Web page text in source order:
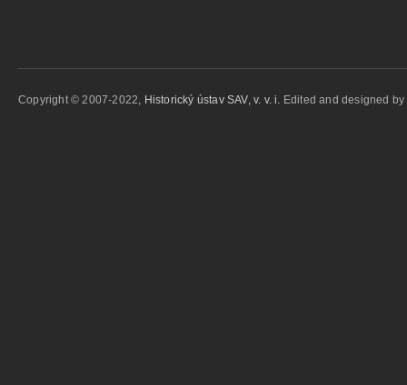
Copyright © 2007-2022, Historický ústav SAV, v. v. i. Edited and designed by